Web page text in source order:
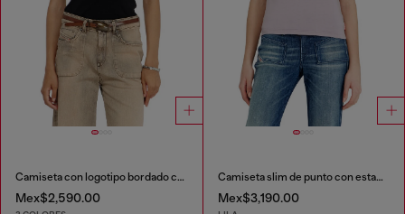
Camiseta con logotipo bordado con abertura
Mex$2,590.00
Camiseta slim de punto con estampado gráfico
Mex$3,190.00